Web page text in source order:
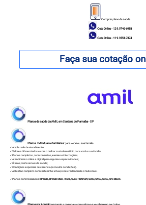
Comprar plano de saúde
Cote Online - 12 9.9740-6958
Cote Online - 11 9.9553-7374
Faça sua cotação
Planos de saúde da AMIL em Santana de Parnaíba - SP
Planos Individuais e familiares:para você ou sua família
✓ Ampla rede de atendimento;
✓ Valores diferenciados e com o melhor custo-benefício para você e sua família;
✓ Planos completos, com consultas, exames e internações;
✓ Atendimento online e digital para algumas especialidades;
✓ Ótimos profissionais de saúde;
✓ Condições especiais de carência (consulte condições).
✓ Aplicativo completo com carteirinha virtual, rede-credenciada e muito mais.
✓ Planos comercializados:Bronze ,Bronze Mais ,Prata ,Ouro ,Platinum, S380, S450, S750,One Black.
Planos por Adesão:nacionais e regionais com valores que cabem no seu bolso.